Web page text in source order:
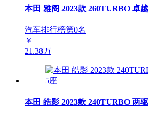
本田 雅阁 2023款 260TURBO 卓
汽车排行榜第0名
￥
21.38万
本田 皓影 2023款 240TURBO 两